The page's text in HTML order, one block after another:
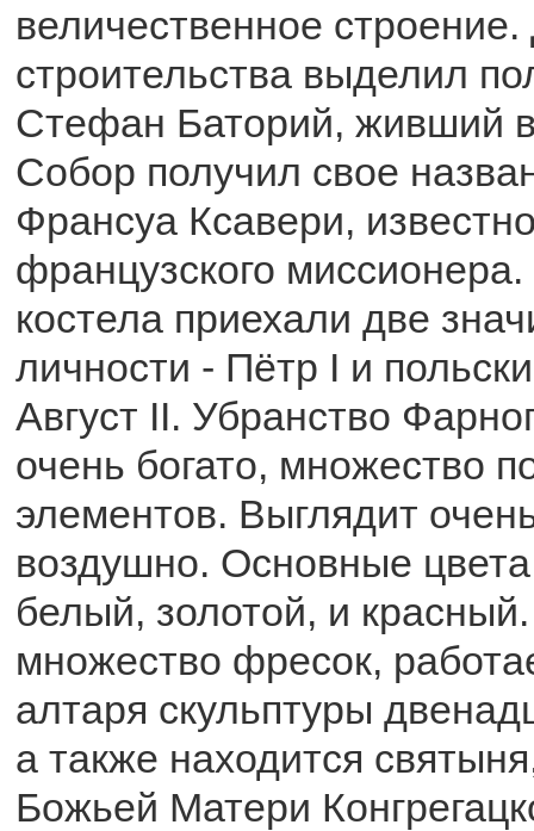
величественное
строительства выделил
Стефан Баторий, живший
Собор получил свое
Франсуа Ксавери,
французского
костела приехали две
личности - Пётр I и
Август II. Убранство
очень богато, множество
элементов. Выглядит
воздушно. Основные
белый, золотой, и
множество фресок,
алтаря скульптуры
а также находится
Божьей Матери